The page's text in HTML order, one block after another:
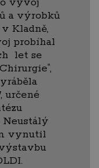
a výrobků
Kladně,
probíhal
let se
určené
vynutil